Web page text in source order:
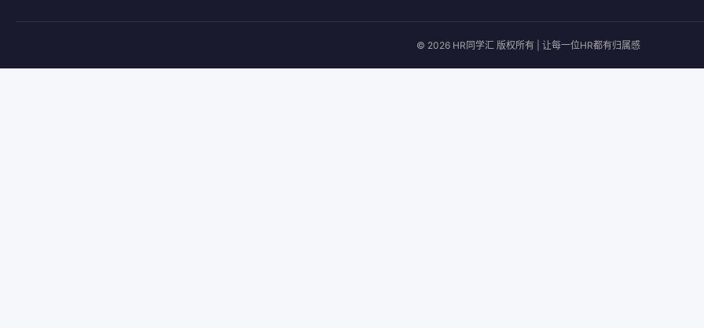
© 2026 HR同学汇 版权所有 | 让每一位HR都有归属感